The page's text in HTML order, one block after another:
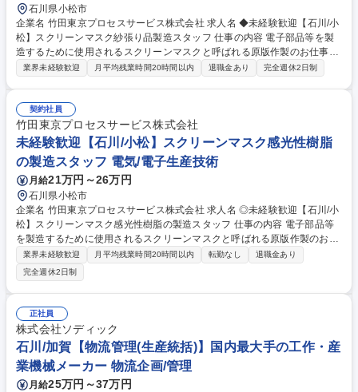
石川県小松市
企業名 竹田東京プロセスサービス株式会社 求人名 ◆未経験歓迎【石川/小
松】スクリーンマスク紗張り品製造スタッフ 仕事の内容 電子部品等を製
造するために使用されるスクリーンマスクと呼ばれる原版作製のお仕事で
す。 大量生産ではなく一点一点が異なる「ものづくり」に携われます。
シュの種類やテンションの値を変える必要があり少し慣れが必要ですが、
チームで仕事を行う中でスタッフが丁寧に指導いたしますのでご安心くだ
さい。 ◇将来は品質管理や生産管理の業務にも従事していただきます。
（変更の範囲：会社が指示する業務全般） 募集職種 ◆未経験歓迎【石川/
小松】スクリーンマスク紗張り品製造スタッフ
業界未経験歓迎 月平均残業時間20時間以内 退職金あり 完全週休2日制
契約社員
竹田東京プロセスサービス株式会社
未経験歓迎【石川/小松】スクリーンマスク感光性樹脂
の製造スタッフ 電気/電子生産技術
月給21万円～26万円
石川県小松市
企業名 竹田東京プロセスサービス株式会社 求人名 ◎未経験歓迎【石川/小
松】スクリーンマスク感光性樹脂の製造スタッフ 仕事の内容 電子部品等
を製造するために使用されるスクリーンマスクと呼ばれる原版作製のお仕
事です。 大量生産ではなく一点一点が異なる「ものづくり」に携われま
す。 【具体的には】 スクリーンマスクに画像形成するための感光性樹脂
を製造して頂きます。 感性脂はいくつか種類があり、種類別にレシピが決
まっていますのでそれに従って材料を調合していきます。入社後はスタッ
フが丁寧に指導いたしますのでご安心ください。 ◇将来は品質管理や生産
管理の業務にも従事していただきます。 （変更の範囲：会社が指示する業
務全般） 募集職種 ◎未経験歓迎【石川/小松】スクリーンマスク感光性樹
脂の製造スタッフ
業界未経験歓迎 月平均残業時間20時間以内 転勤なし
退職金あり
完全週休2日制
正社員
株式会社ソディック
石川/加賀【物流管理(生産統括)】国内最大手の工作・産
業機械メーカー 物流企画/管理
月給25万円～37万円